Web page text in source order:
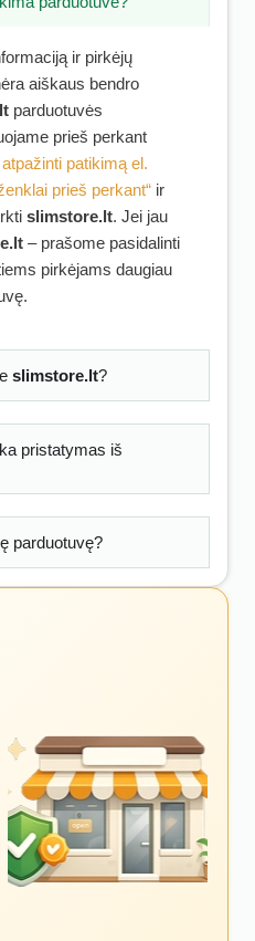
ir pirkėjų
aiškaus bendro
parduotuvės
prieš perkant
atpažinti patikimą el.
prieš perkant“ ir
slimstore.lt. Jei jau
– prašome pasidalinti
pirkėjams daugiau
slimstore.lt?
pristatymas iš
parduotuvę?